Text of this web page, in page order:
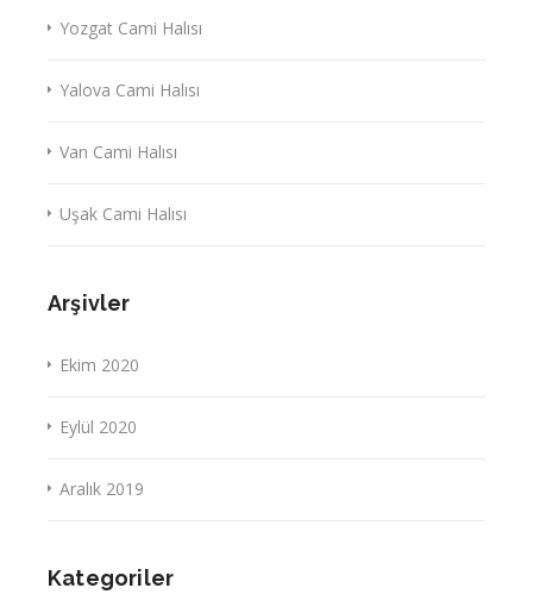
Yozgat Cami Halısı
Yalova Cami Halısı
Van Cami Halısı
Uşak Cami Halısı
Arşivler
Ekim 2020
Eylül 2020
Aralık 2019
Kategoriler